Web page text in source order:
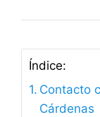
Índice:
Contacto
Cárdenas